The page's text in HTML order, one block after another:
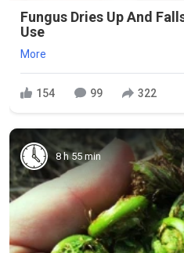
Fungus Dries Up And
Use
More
154 99 322
8 h 55 min